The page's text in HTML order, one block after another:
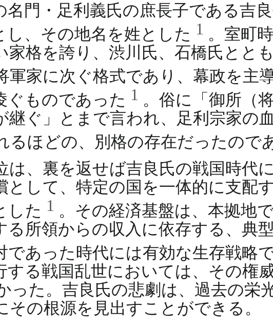
名門・足利義氏の庶長子である吉
、その地名を姓とした 1 。室町
格を誇り、渋川氏、石橋氏とと
軍家に次ぐ格式であり、幕政を主
ぐものであった 1 。俗に「御所（
継ぐ」とまで言われ、足利宗家の
るほどの、別格の存在だったので
は、裏を返せば吉良氏の戦国時代
として、特定の国を一体的に支配
した 1 。その経済基盤は、本拠地
る所領からの収入に依存する、典
であった時代には有効な生存戦略
する戦国乱世においては、その権
った。吉良氏の悲劇は、過去の栄
の根源を見出すことができる。